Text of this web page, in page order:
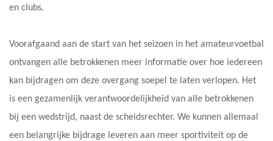
en clubs.
Voorafgaand aan de start van het seizoen in het amateurvoetbal
ontvangen alle betrokkenen meer informatie over hoe iedereen
kan bijdragen om deze overgang soepel te laten verlopen. Het
is een gezamenlijk verantwoordelijkheid van alle betrokkenen
bij een wedstrijd, naast de scheidsrechter. We kunnen allemaal
een belangrijke bijdrage leveren aan meer sportiviteit op de